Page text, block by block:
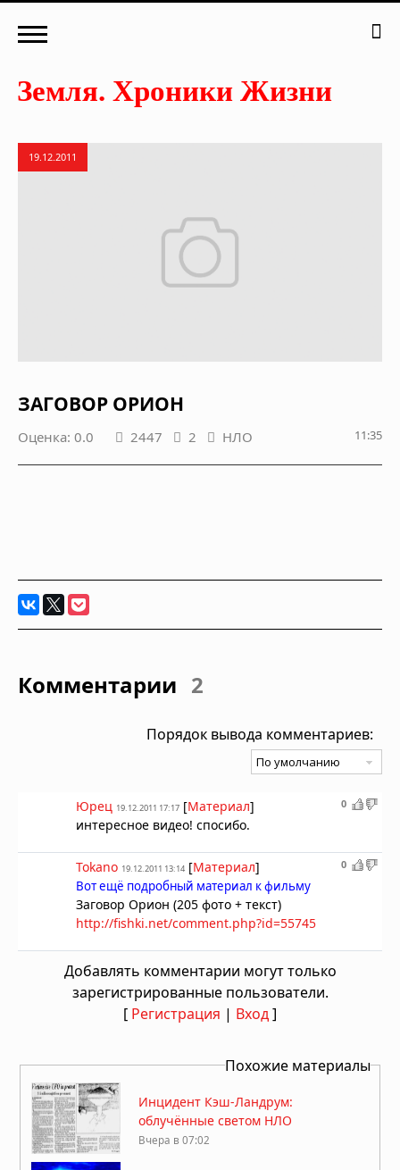
19.12.2011
ЗАГОВОР ОРИОН
Оценка: 0.0 2447 2 НЛО 11:35
Комментарии 2
Порядок вывода комментариев:
0
Юрец 19.12.2011 17:17 [Материал]
интересное видео! спосибо.
0
Tokano 19.12.2011 13:14 [Материал]
Вот ещё подробный материал к фильму
Заговор Орион (205 фото + текст)
http://fishki.net/comment.php?id=55745
Добавлять комментарии могут только
зарегистрированные пользователи.
[ Регистрация | Вход]
Похожие материалы
Инцидент Кэш-Ландрум:
облучённые светом НЛО
Вчера в 07:02